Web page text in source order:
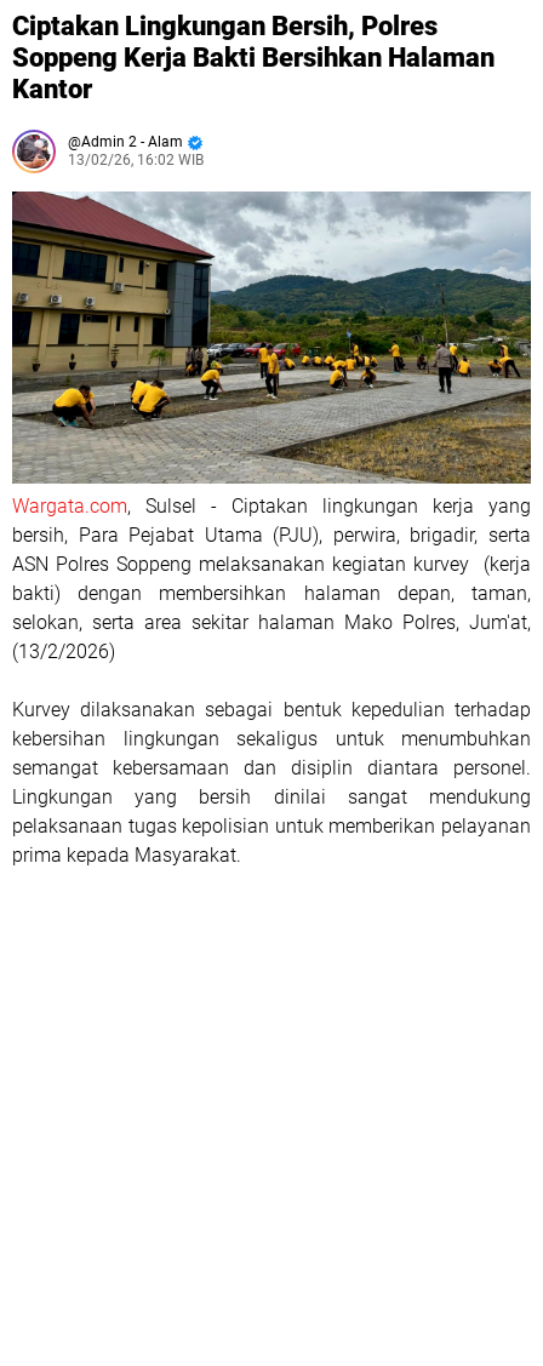
Ciptakan Lingkungan Bersih, Polres
Soppeng Kerja Bakti Bersihkan Halaman
Kantor
Admin 2 - Alam
13/02/26, 16:02 WIB
Wargata.com, Sulsel - Ciptakan lingkungan kerja yang
bersih, Para Pejabat Utama (PJU), perwira, brigadir, serta
ASN Polres Soppeng melaksanakan kegiatan kurvey (kerja
bakti) dengan membersihkan halaman depan, taman,
selokan, serta area sekitar halaman Mako Polres, Jum'at,
(13/2/2026)
Kurvey dilaksanakan sebagai bentuk kepedulian terhadap
kebersihan lingkungan sekaligus untuk menumbuhkan
semangat kebersamaan dan disiplin diantara personel.
Lingkungan yang bersih dinilai sangat mendukung
pelaksanaan tugas kepolisian untuk memberikan pelayanan
prima kepada Masyarakat.